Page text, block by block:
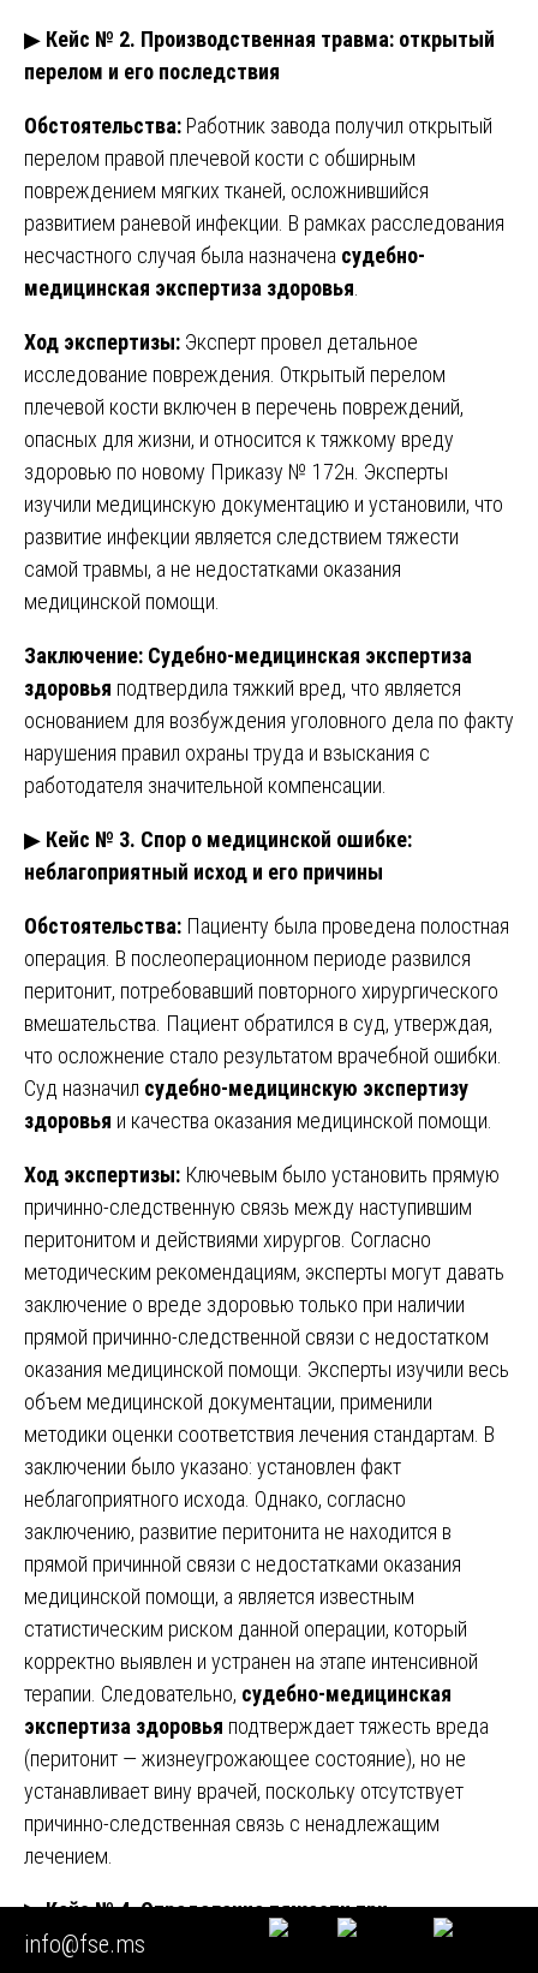
▶ Кейс № 2. Производственная травма: открытый
перелом и его последствия
Обстоятельства: Работник завода получил открытый
перелом правой плечевой кости с обширным
повреждением мягких тканей, осложнившийся
развитием раневой инфекции. В рамках расследования
несчастного случая была назначена судебно-
медицинская экспертиза здоровья.
Ход экспертизы: Эксперт провел детальное
исследование повреждения. Открытый перелом
плечевой кости включен в перечень повреждений,
опасных для жизни, и относится к тяжкому вреду
здоровью по новому Приказу № 172н. Эксперты
изучили медицинскую документацию и установили, что
развитие инфекции является следствием тяжести
самой травмы, а не недостатками оказания
медицинской помощи.
Заключение: Судебно-медицинская экспертиза
здоровья подтвердила тяжкий вред, что является
основанием для возбуждения уголовного дела по факту
нарушения правил охраны труда и взыскания с
работодателя значительной компенсации.
▶ Кейс № 3. Спор о медицинской ошибке:
неблагоприятный исход и его причины
Обстоятельства: Пациенту была проведена полостная
операция. В послеоперационном периоде развился
перитонит, потребовавший повторного хирургического
вмешательства. Пациент обратился в суд, утверждая,
что осложнение стало результатом врачебной ошибки.
Суд назначил судебно-медицинскую экспертизу
здоровья и качества оказания медицинской помощи.
Ход экспертизы: Ключевым было установить прямую
причинно-следственную связь между наступившим
перитонитом и действиями хирургов. Согласно
методическим рекомендациям, эксперты могут давать
заключение о вреде здоровью только при наличии
прямой причинно-следственной связи с недостатком
оказания медицинской помощи. Эксперты изучили весь
объем медицинской документации, применили
методики оценки соответствия лечения стандартам. В
заключении было указано: установлен факт
неблагоприятного исхода. Однако, согласно
заключению, развитие перитонита не находится в
прямой причинной связи с недостатками оказания
медицинской помощи, а является известным
статистическим риском данной операции, который
корректно выявлен и устранен на этапе интенсивной
терапии. Следовательно, судебно-медицинская
экспертиза здоровья подтверждает тяжесть вреда
(перитонит — жизнеугрожающее состояние), но не
устанавливает вину врачей, поскольку отсутствует
причинно-следственная связь с ненадлежащим
лечением.
▶Кейс № 4. Определение тяжести при
множественных повреждениях
info@fse.ms